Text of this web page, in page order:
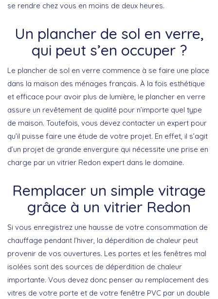
se rendre chez vous en moins de deux heures.
Un plancher de sol en verre,
qui peut s’en occuper ?
Le plancher de sol en verre commence à se faire une place
dans la maison des ménages français. À la fois esthétique
et efficace pour avoir plus de lumière, le plancher en verre
assure un revêtement de qualité pour n’importe quel type
de maison. Toutefois, vous devez contacter un expert pour
qu’il puisse faire une étude de votre projet. En effet, il s’agit
d’un projet de grande envergure qui nécessite une prise en
charge par un vitrier Redon expert dans le domaine.
Remplacer un simple vitrage
grâce à un vitrier Redon
Si vous enregistrez une hausse de votre consommation de
chauffage pendant l’hiver, la déperdition de chaleur peut
provenir de vos ouvertures. Les portes et les fenêtres mal
isolées sont des sources de déperdition de chaleur
importante. Vous devez donc penser au remplacement des
vitres de votre porte et de votre fenêtre PVC par un double